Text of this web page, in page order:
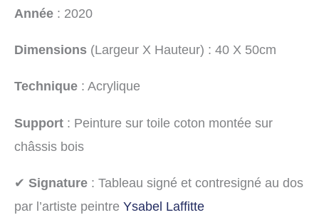
Année : 2020
Dimensions (Largeur X Hauteur) : 40 X 50cm
Technique : Acrylique
Support : Peinture sur toile coton montée sur
châssis bois
✔ Signature : Tableau signé et contresigné au dos
par l’artiste peintre Ysabel Laffitte